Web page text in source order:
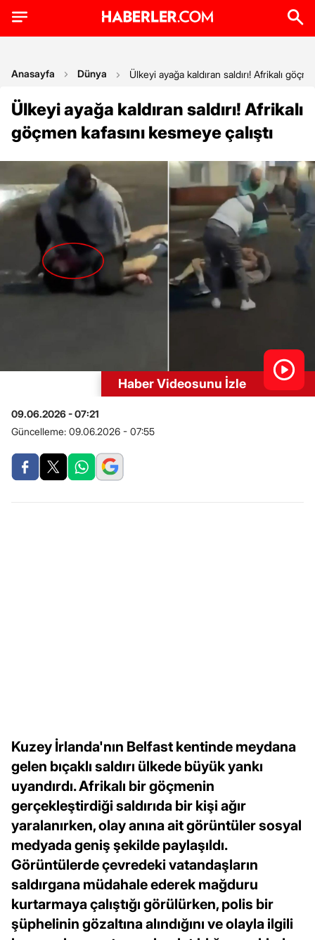
Anasayfa Dünya Ülkeyi ayağa kaldıran saldırı! Afrikalı
Ülkeyi ayağa kaldıran saldırı! Afrikalı
göçmen kafasını kesmeye çalıştı
Haber Videosunu İzle
09.06.2026 - 07:21
Güncelleme: 09.06.2026 - 07:55
Kuzey İrlanda'nın Belfast kentinde meydana
gelen bıçaklı saldırı ülkede büyük yankı
uyandırdı. Afrikalı bir göçmenin
gerçekleştirdiği saldırıda bir kişi ağır
yaralanırken, olay anına ait görüntüler sosyal
medyada geniş şekilde paylaşıldı.
Görüntülerde çevredeki vatandaşların
saldırgana müdahale ederek mağduru
kurtarmaya çalıştığı görülürken, polis bir
şüphelinin gözaltına alındığını ve olayla ilgili